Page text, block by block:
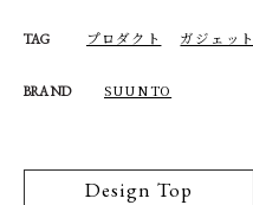
TAG プロダクト ガジェット
BRAND SUUNTO
Design Top